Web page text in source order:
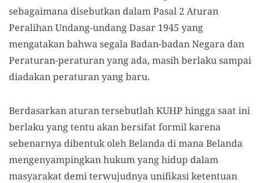
sebagaimana disebutkan dalam Pasal 2 Aturan
Peralihan Undang-undang Dasar 1945 yang
mengatakan bahwa segala Badan-badan Negara dan
Peraturan-peraturan yang ada, masih berlaku sampai
diadakan peraturan yang baru.
Berdasarkan aturan tersebutlah KUHP hingga saat ini
berlaku yang tentu akan bersifat formil karena
sebenarnya dibentuk oleh Belanda di mana Belanda
mengenyampingkan hukum yang hidup dalam
masyarakat demi terwujudnya unifikasi ketentuan